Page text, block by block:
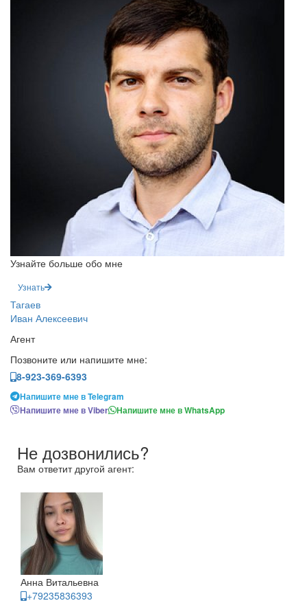
Узнайте больше обо мне
Узнать
Тагаев
Иван Алексеевич
Агент
Позвоните или напишите мне:
8-923-369-6393
Напишите мне в Telegram
Напишите мне в Viber
Напишите мне в WhatsApp
Не дозвонились?
Вам ответит другой агент:
Анна Витальевна
+79235836393